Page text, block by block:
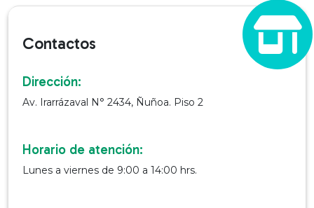
Contactos
Dirección:
Av. Irarrázaval N° 2434, Ñuñoa. Piso 2
Horario de atención:
Lunes a viernes de 9:00 a 14:00 hrs.